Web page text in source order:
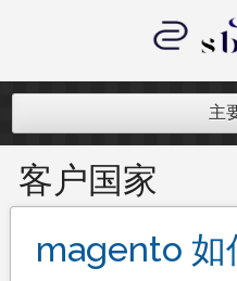
内
记录跨境
主
客户国家
magento 如